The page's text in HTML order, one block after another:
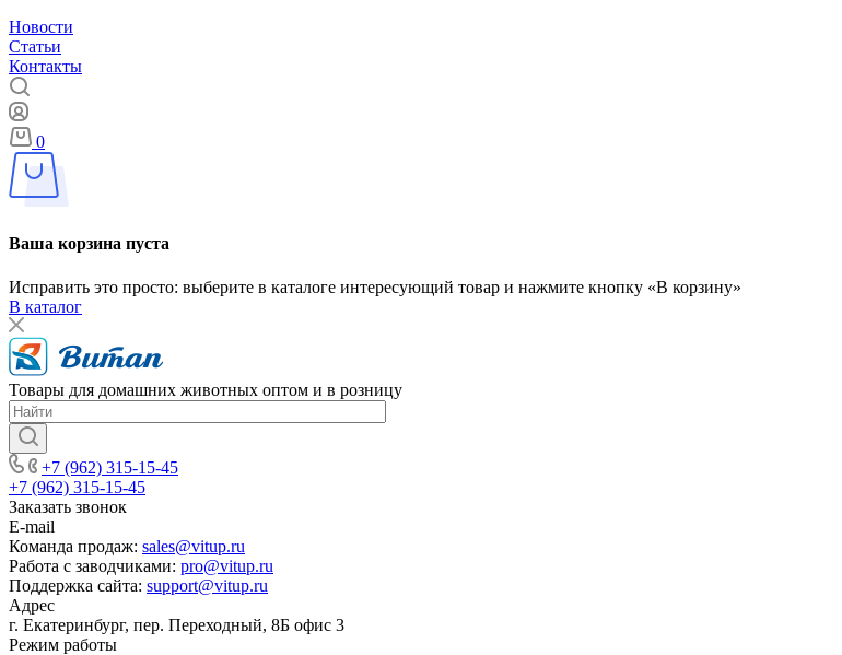
Новости
Статьи
Контакты
0
Ваша корзина пуста
Исправить это просто: выберите в каталоге интересующий товар и нажмите кнопку «В корзину»
В каталог
Товары для домашних животных оптом и в розницу
+7 (962) 315-15-45
+7 (962) 315-15-45
Заказать звонок
E-mail
Команда продаж: sales@vitup.ru
Работа с заводчиками: pro@vitup.ru
Поддержка сайта: support@vitup.ru
Адрес
г. Екатеринбург, пер. Переходный, 8Б офис 3
Режим работы